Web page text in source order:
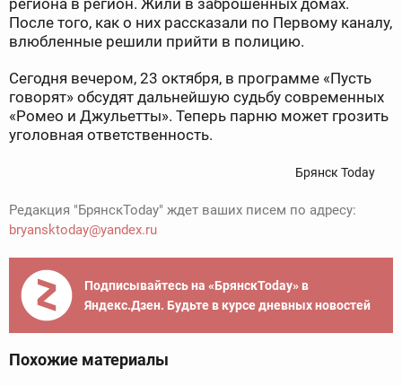
региона в регион. Жили в заброшенных домах.
После того, как о них рассказали по Первому каналу,
влюбленные решили прийти в полицию.
Сегодня вечером, 23 октября, в программе «Пусть
говорят» обсудят дальнейшую судьбу современных
«Ромео и Джульетты». Теперь парню может грозить
уголовная ответственность.
Брянск Today
Редакция "БрянскToday" ждет ваших писем по адресу:
bryansktoday@yandex.ru
Подписывайтесь на «БрянскToday» в
Яндекс.Дзен. Будьте в курсе дневных новостей
Похожие материалы